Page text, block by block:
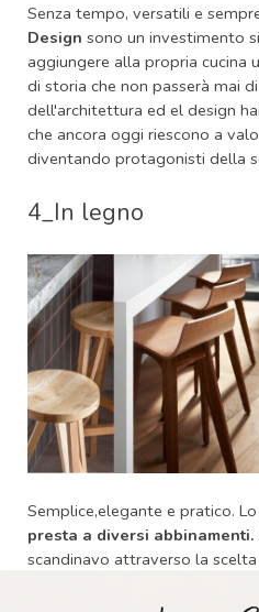
Senza tempo, versatili e
Design sono un investimento
aggiungere alla propria cucina
di storia che non passerà mai
dell'architettura ed el design
che ancora oggi riescono a
diventando protagonisti della
4_In legno
Semplice,elegante e pratico. Lo
presta a diversi abbinamenti.
scandinavo attraverso la
un’essenza più scura.